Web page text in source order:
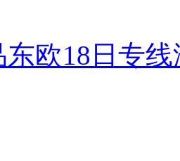
欧18日专线